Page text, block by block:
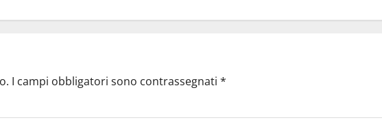
I campi obbligatori sono contrassegnati *